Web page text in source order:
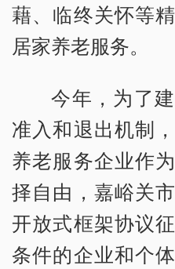
藉、临终关怀等
居家养老服务。
今年，为了
准入和退出机制
养老服务企业作
择自由，嘉峪关
开放式框架协议
条件的企业和个